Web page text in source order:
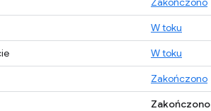
W toku
W toku
Zakończono
Zakończono